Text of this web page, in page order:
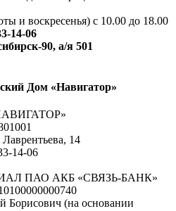
и воскресенья) с 10.00 до 18.00
14-06
90, а/я 501
Дом «Навигатор»
14
14-06
ПАО АКБ «СВЯЗЬ-БАНК»
Борисович (на основании